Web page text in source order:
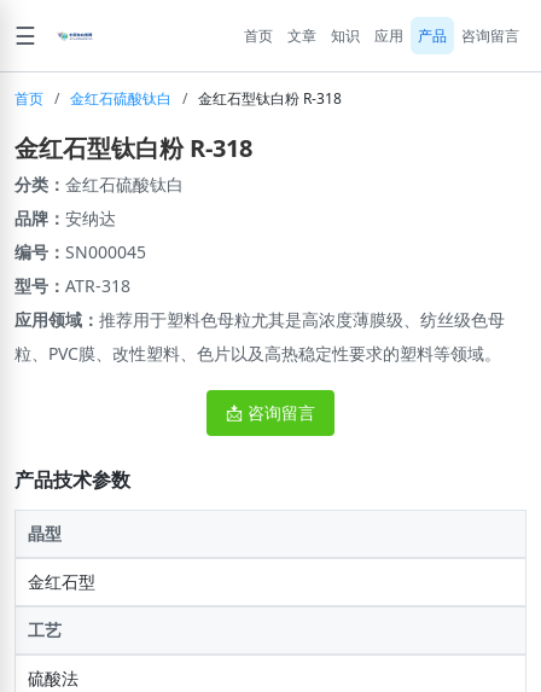
☰ 首页 文章 知识 应用 产品 咨询留言
首页 / 金红石硫酸钛白 / 金红石型钛白粉 R-318
金红石型钛白粉 R-318
分类： 金红石硫酸钛白
品牌： 安纳达
编号： SN000045
型号： ATR-318
应用领域： 推荐用于塑料色母粒尤其是高浓度薄膜级、纺丝级色母
粒、PVC膜、改性塑料、色片以及高热稳定性要求的塑料等领域。
📩 咨询留言
产品技术参数
晶型
金红石型
工艺
硫酸法